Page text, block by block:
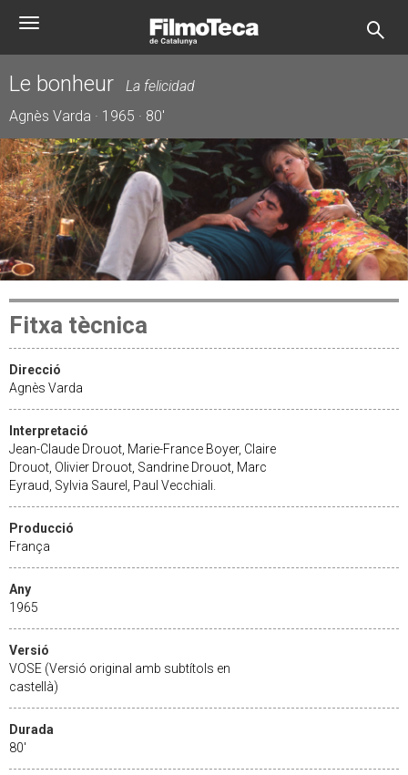
Toggle
Le bonheur
La felicidad
Agnès Varda · 1965 · 80'
Fitxa tècnica
Direcció
Agnès Varda
Interpretació
Jean-Claude Drouot, Marie-France Boyer, Claire
Drouot, Olivier Drouot, Sandrine Drouot, Marc
Eyraud, Sylvia Saurel, Paul Vecchiali.
Producció
França
Any
1965
Versió
VOSE (Versió original amb subtítols en
castellà)
Durada
80'